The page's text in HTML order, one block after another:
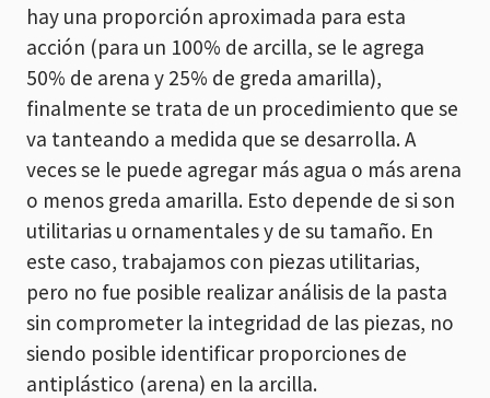
hay una proporción aproximada para esta
acción (para un 100% de arcilla, se le agrega
50% de arena y 25% de greda amarilla),
finalmente se trata de un procedimiento que se
va tanteando a medida que se desarrolla. A
veces se le puede agregar más agua o más arena
o menos greda amarilla. Esto depende de si son
utilitarias u ornamentales y de su tamaño. En
este caso, trabajamos con piezas utilitarias,
pero no fue posible realizar análisis de la pasta
sin comprometer la integridad de las piezas, no
siendo posible identificar proporciones de
antiplástico (arena) en la arcilla.